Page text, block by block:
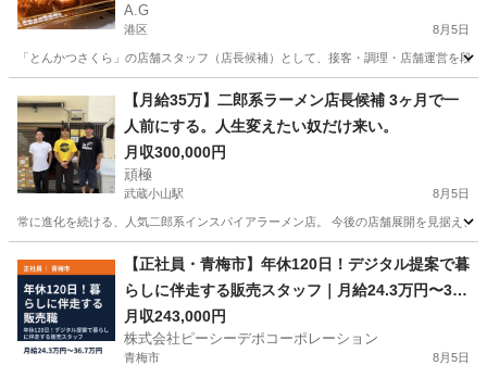
A.G
港区 8月5日
「とんかつさくら」の店舗スタッフ（店長候補）として、接客・調理・店舗運営を
飲食
【月給35万】二郎系ラーメン店長候補 3ヶ月で一
人前にする。人生変えたい奴だけ来い。
月収300,000円
頑極
武蔵小山駅 8月5日
常に進化を続ける、人気二郎系インスパイアラーメン店。 今後の店舗展開を見据え
武蔵小山駅 飲食
【正社員・青梅市】年休120日！デジタル提案で暮
らしに伴走する販売スタッフ｜月給24.3万円〜36.
7万円
月収243,000円
株式会社ピーシーデポコーポレーション
青梅市 8月5日